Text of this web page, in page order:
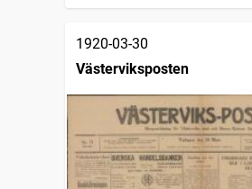
1920-03-30
Västerviksposten